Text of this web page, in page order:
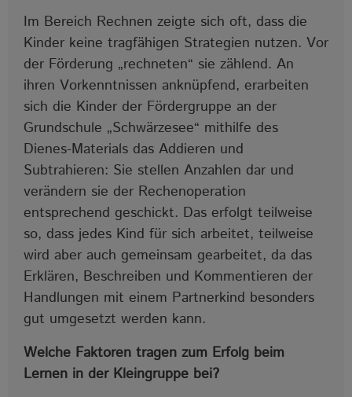
Im Bereich Rechnen zeigte sich oft, dass die
Kinder keine tragfähigen Strategien nutzen. Vor
der Förderung „rechneten“ sie zählend. An
ihren Vorkenntnissen anknüpfend, erarbeiten
sich die Kinder der Fördergruppe an der
Grundschule „Schwärzesee“ mithilfe des
Dienes-Materials das Addieren und
Subtrahieren: Sie stellen Anzahlen dar und
verändern sie der Rechenoperation
entsprechend geschickt. Das erfolgt teilweise
so, dass jedes Kind für sich arbeitet, teilweise
wird aber auch gemeinsam gearbeitet, da das
Erklären, Beschreiben und Kommentieren der
Handlungen mit einem Partnerkind besonders
gut umgesetzt werden kann.
Welche Faktoren tragen zum Erfolg beim
Lernen in der Kleingruppe bei?